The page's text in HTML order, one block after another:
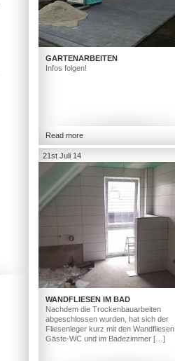
GARTENARBEITEN
Infos folgen!
Read more
21st Juli 14
WANDFLIESEN IM BAD
Nachdem die Trockenbauarbeiten
abgeschlossen wurden, hat sich der
Fliesenleger kurz mit den
Gäste-WC und im Badezimmer […]